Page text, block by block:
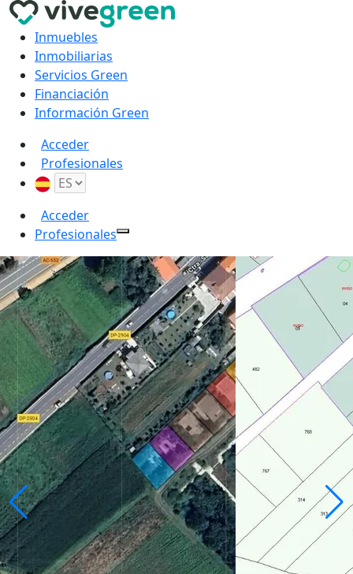
Inmuebles
Inmobiliarias
Servicios Green
Financiación
Información Green
Acceder
Profesionales
Acceder
Profesionales